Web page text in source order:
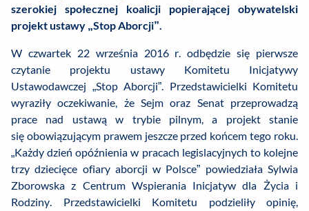
szerokiej społecznej koalicji popierającej obywatelski
projekt ustawy „Stop Aborcji”.
W czwartek 22 września 2016 r. odbędzie się pierwsze
czytanie projektu ustawy Komitetu Inicjatywy
Ustawodawczej „Stop Aborcji”. Przedstawicielki Komitetu
wyraziły oczekiwanie, że Sejm oraz Senat przeprowadzą
prace nad ustawą w trybie pilnym, a projekt stanie
się obowiązującym prawem jeszcze przed końcem tego roku.
„Każdy dzień opóźnienia w pracach legislacyjnych to kolejne
trzy dziecięce ofiary aborcji w Polsce” powiedziała Sylwia
Zborowska z Centrum Wspierania Inicjatyw dla Życia i
Rodziny. Przedstawicielki Komitetu podzieliły opinię,